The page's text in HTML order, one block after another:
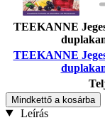
TEEKANNE
TEEKANNE
Mindkettő a kosárba
Leírás